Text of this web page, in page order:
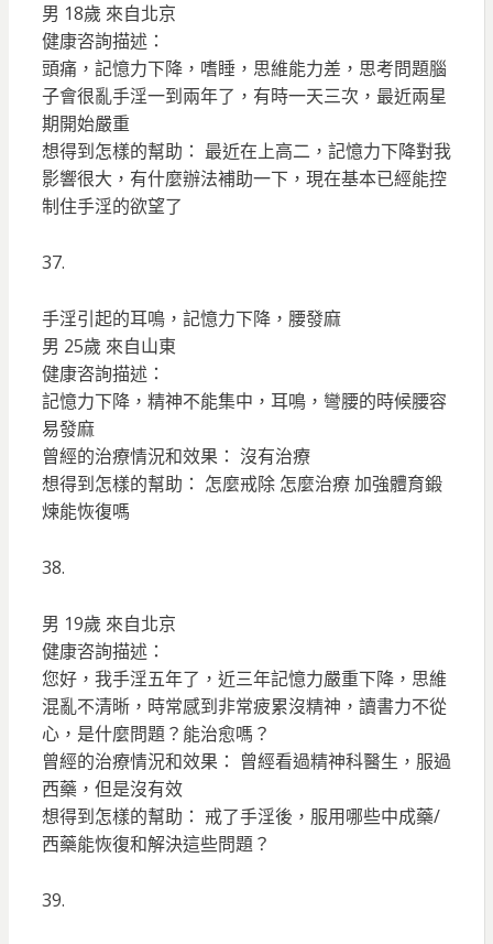
男 18歲 來自北京
健康咨詢描述：
頭痛，記憶力下降，嗜睡，思維能力差，思考問題腦
子會很亂手淫一到兩年了，有時一天三次，最近兩星
期開始嚴重
想得到怎樣的幫助： 最近在上高二，記憶力下降對我
影響很大，有什麼辦法補助一下，現在基本已經能控
制住手淫的欲望了
37.
手淫引起的耳鳴，記憶力下降，腰發麻
男 25歲 來自山東
健康咨詢描述：
記憶力下降，精神不能集中，耳鳴，彎腰的時候腰容
易發麻
曾經的治療情況和效果： 沒有治療
想得到怎樣的幫助： 怎麼戒除 怎麼治療 加強體育鍛
煉能恢復嗎
38.
男 19歲 來自北京
健康咨詢描述：
您好，我手淫五年了，近三年記憶力嚴重下降，思維
混亂不清晰，時常感到非常疲累沒精神，讀書力不從
心，是什麼問題？能治愈嗎？
曾經的治療情況和效果： 曾經看過精神科醫生，服過
西藥，但是沒有效
想得到怎樣的幫助： 戒了手淫後，服用哪些中成藥/
西藥能恢復和解決這些問題？
39.